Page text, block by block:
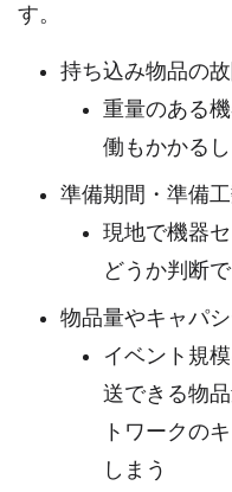
す。
持ち込み物品の
重量のある
働もかかる
準備期間・準備
現地で機器
どうか判断
物品量やキャパ
イベント規
送できる物
トワークの
しまう